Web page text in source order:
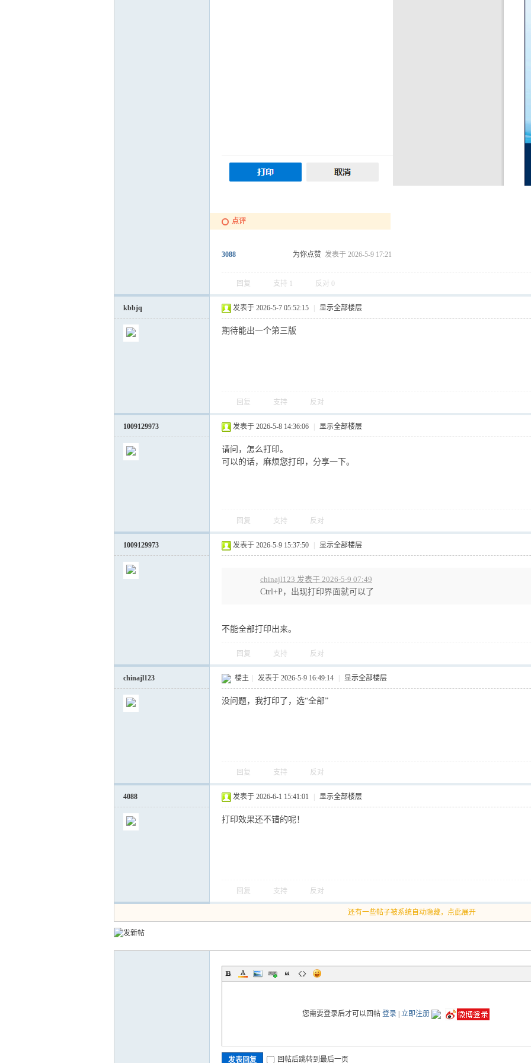
点评
3088 为你点赞 发表于 2026-5-9 17:21
回复 支持 反对 0
kbbjq 发表于 2026-5-7 05:52:15 显示全部楼层
期待能出一个第三版
回复 支持 反对
1009129973 发表于 2026-5-8 14:36:06 显示全部楼层
请问，怎么打印。
可以的话，麻烦您打印，分享一下。
回复 支持 反对
1009129973 发表于 2026-5-9 15:37:50 显示全部楼层
chinajl123 发表于 2026-5-9 07:49
Ctrl+P，出现打印界面就可以了
不能全部打印出来。
回复 支持 反对
chinajl123 楼主 发表于 2026-5-9 16:49:14 显示全部楼层
没问题，我打印了，选“全部”
回复 支持 反对
4088 发表于 2026-6-1 15:41:01 显示全部楼层
打印效果还不错的呢！
回复 支持 反对
还有一些帖子被系统自动隐藏，点此展开
您需要登录后才可以回帖 登录| 立即注册
发表回复 回帖后跳转到最后一页